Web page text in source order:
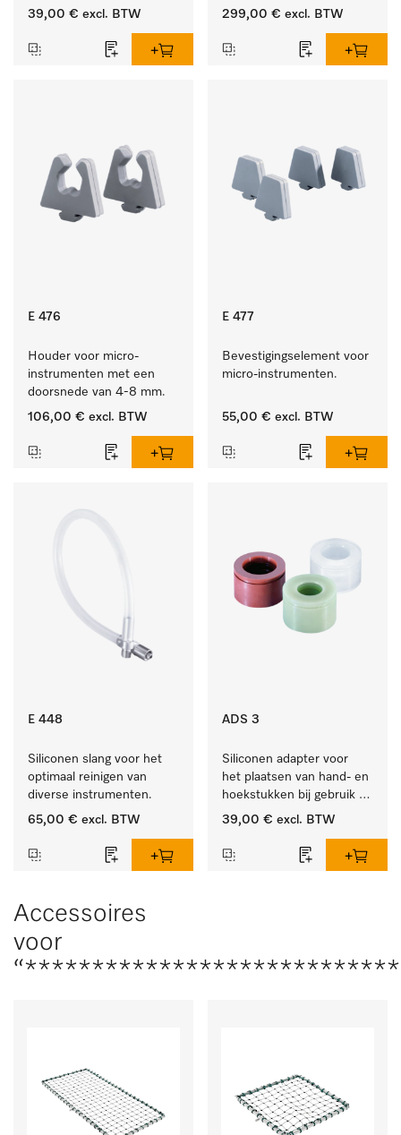
van AUF 1 of AUF 2.
39,00 € excl. BTW
299,00 € excl. BTW
E 476
Houder voor micro-
instrumenten met een
doorsnede van 4-8 mm.
106,00 € excl. BTW
E 477
Bevestigingselement voor
micro-instrumenten.
55,00 € excl. BTW
E 448
Siliconen slang voor het
optimaal reinigen van
diverse instrumenten.
65,00 € excl. BTW
ADS 3
Siliconen adapter voor
het plaatsen van hand- en
hoekstukken bij gebruik
van AUF 1 of AUF 2.
39,00 € excl. BTW
Accessoires
voor